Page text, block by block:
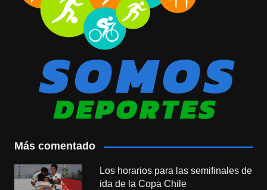
Más comentado
Los horarios para las semifinales de
ida de la Copa Chile